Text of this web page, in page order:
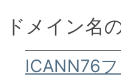
ドメイン名
ICANN76